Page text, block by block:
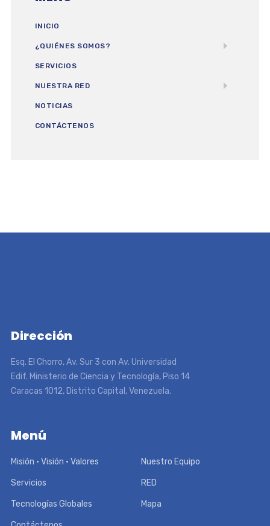
INICIO
¿QUIÉNES SOMOS?
SERVICIOS
NUESTRA RED
NOTICIAS
CONTÁCTENOS
Dirección
Esq. El Chorro, Av. Sur 3 con Av. Universidad
Edif. Ministerio de Ciencia y Tecnología, Piso 14
Caracas 1012, Distrito Capital, Venezuela.
Menú
Misión • Visión • Valores Nuestro Equipo
Servicios RED
Tecnologías Globales Mapa